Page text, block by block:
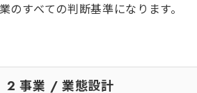
のすべての判断基準になります。
2事業 / 業態設計